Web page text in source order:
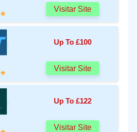
Visitar Site
Up To £100
Visitar Site
Up To £122
Visitar Site